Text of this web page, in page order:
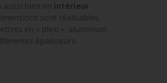
bien en intérieur
sont réalisables.
en « plexi », aluminium
épaisseurs.